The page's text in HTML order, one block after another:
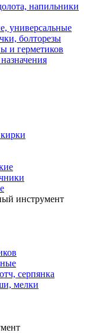
напильники
универсальные
болторезы
и герметиков
инструмент
серпянка
мелки